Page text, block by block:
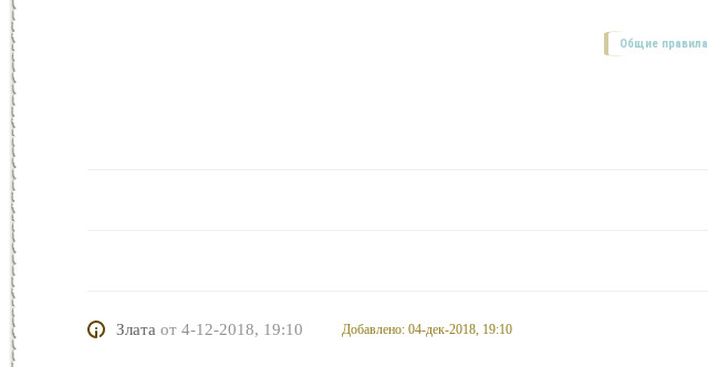
Общие правила
Злата от 4-12-2018, 19:10 Добавлено: 04-дек-2018, 19:10